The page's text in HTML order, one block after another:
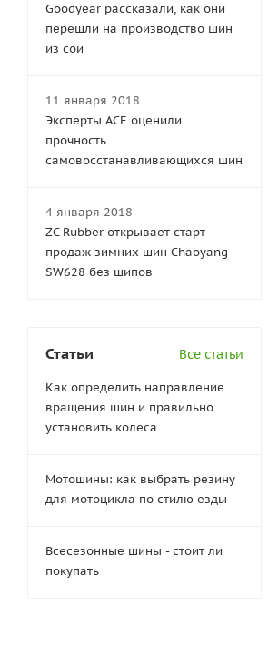
Goodyear рассказали, как они
перешли на производство шин
из сои
11 января 2018
Эксперты АСЕ оценили
прочность
самовосстанавливающихся шин
4 января 2018
ZC Rubber открывает старт
продаж зимних шин Chaoyang
SW628 без шипов
Статьи Все статьи
Как определить направление
вращения шин и правильно
установить колеса
Мотошины: как выбрать резину
для мотоцикла по стилю езды
Всесезонные шины - стоит ли
покупать